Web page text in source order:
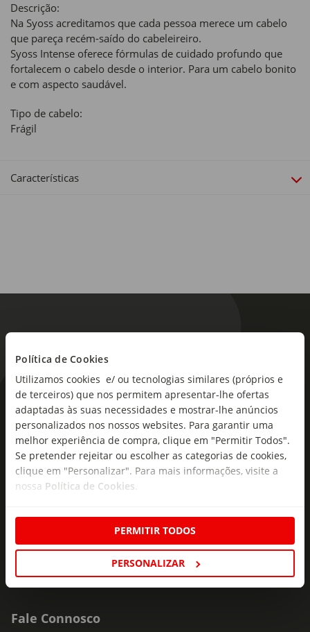
Política de Cookies
Utilizamos cookies e/ ou tecnologias similares (próprios e
de terceiros) que nos permitem apresentar-lhe ofertas
adaptadas às suas necessidades e mostrar-lhe anúncios
personalizados nos nossos websites. Para garantir uma
melhor experiência de compra, clique em "Permitir Todos".
Se pretender rejeitar ou escolher as categorias de cookies,
clique em "Personalizar". Para mais informações, visite a
nossa Política de Cookies.
PERMITIR TODOS
PERSONALIZAR
Descrição:
Na Syoss acreditamos que cada pessoa merece um cabelo
que pareça recém-saído do cabeleireiro.
Syoss Intense oferece fórmulas de cuidado profundo que
fortalecem o cabelo desde o interior. Para um cabelo bonito
e com aspecto saudável.
Tipo de cabelo:
Frágil
Características
As novidades mais frescas no
seu e-mail!
Subscreva e descubra campanhas exclusivas,
ofertas e novidades para si.
Insira o seu e-
Fale Connosco